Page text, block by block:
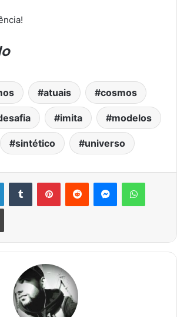
atuais cosmos
imita modelos
sintético universo
LinkedinTumblr PinterestReddit Messenger
Imprimir